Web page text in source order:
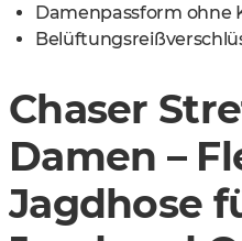
Damenpassform ohne
Chaser
Damen –
Jagdhose